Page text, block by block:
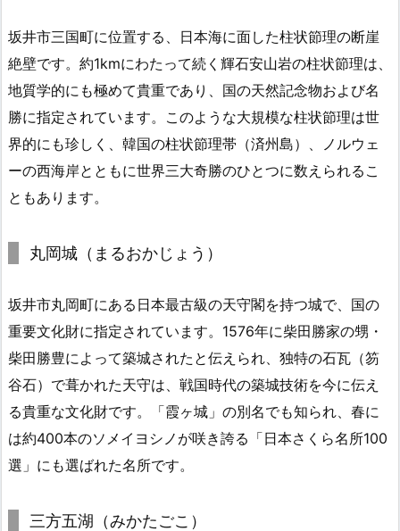
坂井市三国町に位置する、日本海に面した柱状節理の断崖
絶壁です。約1kmにわたって続く輝石安山岩の柱状節理は、
地質学的にも極めて貴重であり、国の天然記念物および名
勝に指定されています。このような大規模な柱状節理は世
界的にも珍しく、韓国の柱状節理帯（済州島）、ノルウェ
ーの西海岸とともに世界三大奇勝のひとつに数えられるこ
ともあります。
丸岡城（まるおかじょう）
坂井市丸岡町にある日本最古級の天守閣を持つ城で、国の
重要文化財に指定されています。1576年に柴田勝家の甥・
柴田勝豊によって築城されたと伝えられ、独特の石瓦（笏
谷石）で葺かれた天守は、戦国時代の築城技術を今に伝え
る貴重な文化財です。「霞ヶ城」の別名でも知られ、春に
は約400本のソメイヨシノが咲き誇る「日本さくら名所100
選」にも選ばれた名所です。
三方五湖（みかたごこ）